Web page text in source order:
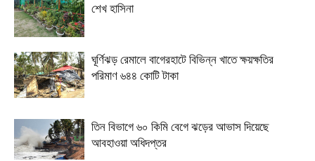
শেখ হাসিনা
ঘূর্ণিঝড় রেমালে বাগেরহাটে বিভিন্ন খাতে ক্ষয়ক্ষতির
পরিমাণ ৬৪৪ কোটি টাকা
তিন বিভাগে ৬০ কিমি বেগে ঝড়ের আভাস দিয়েছে
আবহাওয়া অধিদপ্তর